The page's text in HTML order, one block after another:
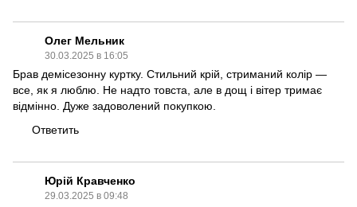
Олег Мельник
30.03.2025 в 16:05
Брав демісезонну куртку. Стильний крій, стриманий колір —
все, як я люблю. Не надто товста, але в дощ і вітер тримає
відмінно. Дуже задоволений покупкою.
Ответить
Юрій Кравченко
29.03.2025 в 09:48